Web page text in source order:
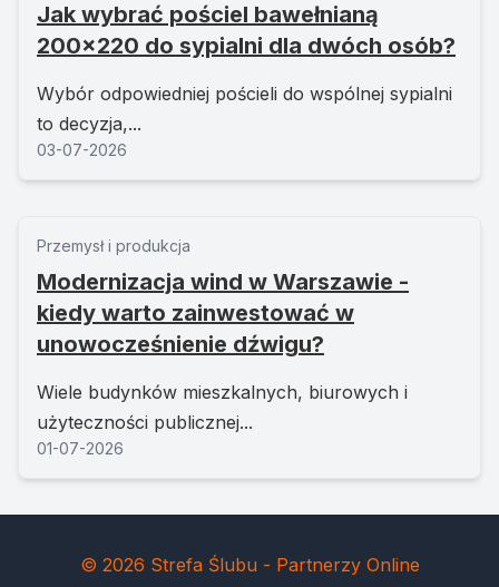
Jak wybrać pościel bawełnianą
200x220 do sypialni dla dwóch osób?
Wybór odpowiedniej pościeli do wspólnej sypialni
to decyzja,...
03-07-2026
Przemysł i produkcja
Modernizacja wind w Warszawie -
kiedy warto zainwestować w
unowocześnienie dźwigu?
Wiele budynków mieszkalnych, biurowych i
użyteczności publicznej...
01-07-2026
© 2026 Strefa Ślubu - Partnerzy Online